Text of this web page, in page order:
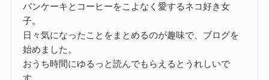
パンケーキとコーヒーをこよなく愛するネコ好き女
子。
日々気になったことをまとめるのが趣味で、ブログを
始めました。
おうち時間にゆるっと読んでもらえるとうれしいで
す。